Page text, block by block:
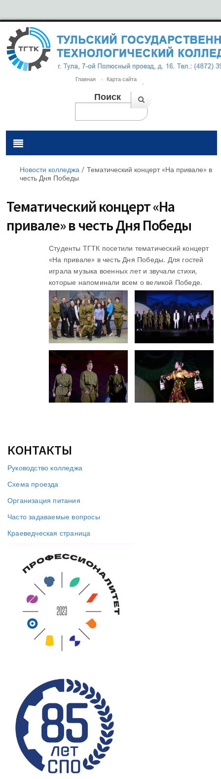
Главная Карта сайта
Поиск
Новости колледжа / Тематический концерт «На привале» в
честь Дня Победы
Тематический концерт «На
привале» в честь Дня Победы
Студенты ТГТК посетили тематический концерт
«На привале» в честь Дня Победы. Для гостей
играла музыка военных лет и звучали стихи,
которые напоминали всем о великой Победе.
КОНТАКТЫ
Руководство колледжа
Схема проезда
Организация питания
Часто задаваемые вопросы
Краеведческая страница